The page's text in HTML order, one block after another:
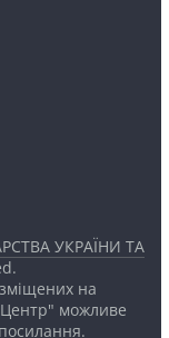
УКРАЇНИ ТА
на
Центр" можливе